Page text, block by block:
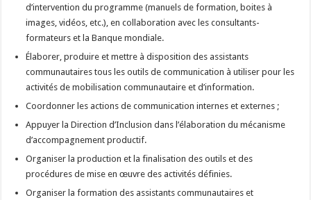
d’intervention du programme (manuels de formation, boites à
images, vidéos, etc.), en collaboration avec les consultants-
formateurs et la Banque mondiale.
Élaborer, produire et mettre à disposition des assistants
communautaires tous les outils de communication à utiliser pour les
activités de mobilisation communautaire et d’information.
Coordonner les actions de communication internes et externes ;
Appuyer la Direction d’Inclusion dans l’élaboration du mécanisme
d’accompagnement productif.
Organiser la production et la finalisation des outils et des
procédures de mise en œuvre des activités définies.
Organiser la formation des assistants communautaires et